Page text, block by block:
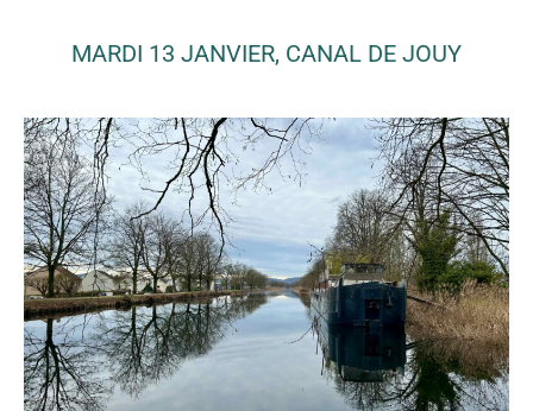
MARDI 13 JANVIER, CANAL DE JOUY